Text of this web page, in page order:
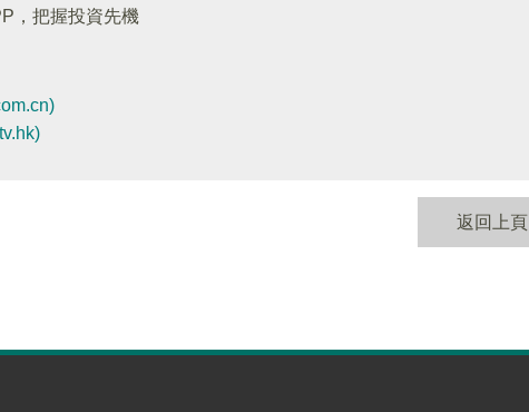
，把握投資先機
返回上頁